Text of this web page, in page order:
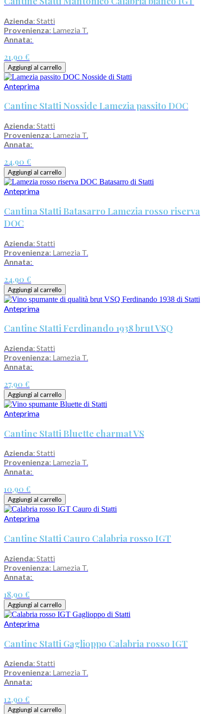
Azienda: Statti
Provenienza: Lamezia T.
Annata:
21,90 €
Aggiungi al carrello
Anteprima
Cantine Statti Nosside Lamezia passito DOC
Azienda: Statti
Provenienza: Lamezia T.
Annata:
24,90 €
Aggiungi al carrello
Anteprima
Cantina Statti Batasarro Lamezia rosso riserva
DOC
Azienda: Statti
Provenienza: Lamezia T.
Annata:
24,90 €
Aggiungi al carrello
Anteprima
Cantine Statti Ferdinando 1938 brut VSQ
Azienda: Statti
Provenienza: Lamezia T.
Annata:
27,90 €
Aggiungi al carrello
Anteprima
Cantine Statti Bluette charmat VS
Azienda: Statti
Provenienza: Lamezia T.
Annata:
10,90 €
Aggiungi al carrello
Anteprima
Cantine Statti Cauro Calabria rosso IGT
Azienda: Statti
Provenienza: Lamezia T.
Annata:
18,90 €
Aggiungi al carrello
Anteprima
Cantine Statti Gaglioppo Calabria rosso IGT
Azienda: Statti
Provenienza: Lamezia T.
Annata:
12,90 €
Aggiungi al carrello